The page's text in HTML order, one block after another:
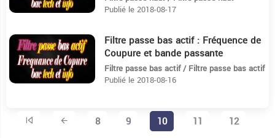
Publié le 2018-08-17
5:51 Filtre passe bas actif : Fréquence de
Coupure et bande passante
Filtre passe bas actif / Filtre passe bas actif
Publié le 2018-08-16
8 9 10 11
12